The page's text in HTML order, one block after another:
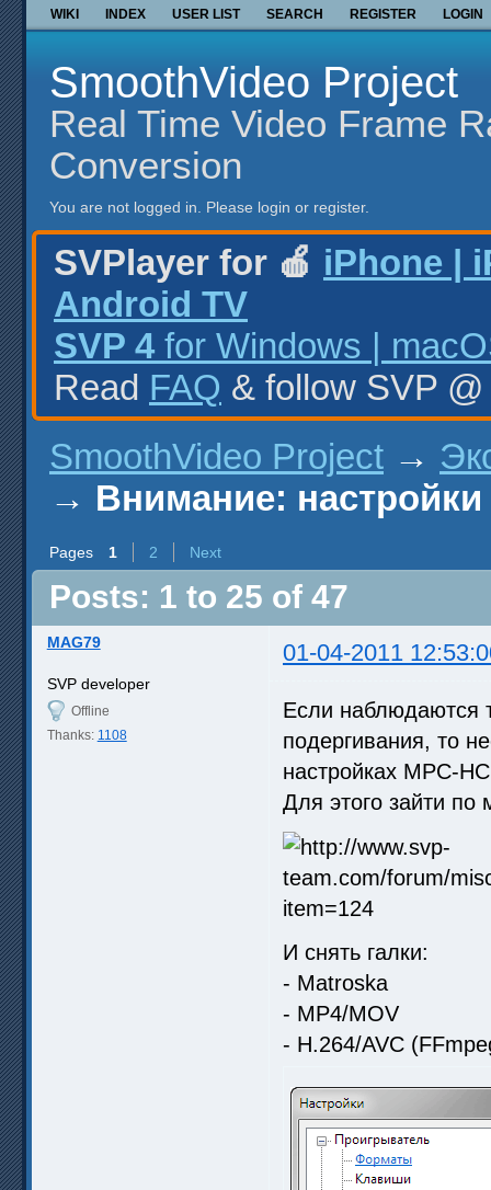
WIKI INDEX USER LIST SEARCH REGISTER LOGIN
SmoothVideo Project
Real Time Video Frame
Conversion
You are not logged in. Please login or register.
SVPlayer for 🍎 iPhone |
Android TV
SVP 4 for Windows |
Read FAQ & follow SVP
SmoothVideo Project →
→ Внимание:
Pages 1 2 Next
Posts: 1 to 25 of 47
MAG79 01-04-2011
SVP developer
Offline
Thanks: 1108
Если наблюдаются
подергивания, то
настройках MPC-
Для этого зайти
И снять галки:
- Matroska
- MP4/MOV
- H.264/AVC